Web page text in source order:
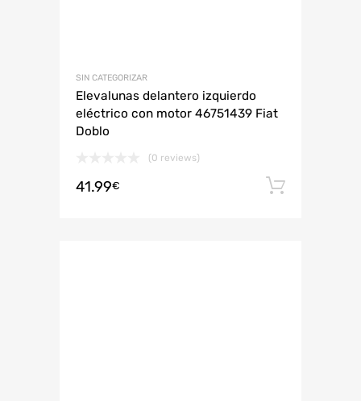
SIN CATEGORIZAR
Elevalunas delantero izquierdo
eléctrico con motor 46751439 Fiat
Doblo
(0 reviews)
41.99€